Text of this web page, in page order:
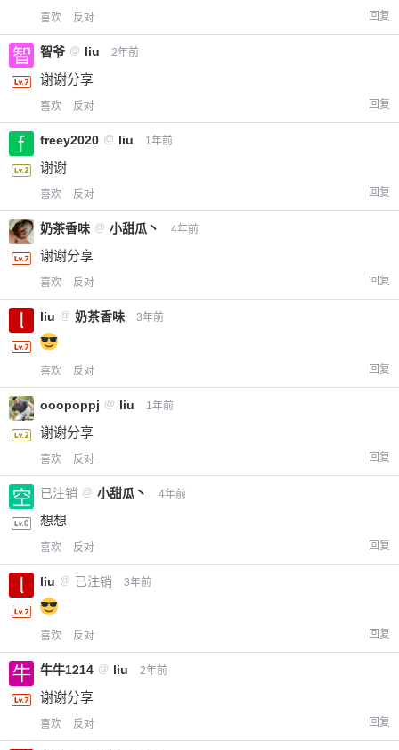
喜欢 反对 回复
智爷 @ liu 2年前
谢谢分享
喜欢 反对 回复
freey2020 @ liu 1年前
谢谢
喜欢 反对 回复
奶茶香味 @ 小甜瓜丶 4年前
谢谢分享
喜欢 反对 回复
liu @ 奶茶香味 3年前
喜欢 反对 回复
ooopoppj @ liu 1年前
谢谢分享
喜欢 反对 回复
已注销 @ 小甜瓜丶 4年前
想想
喜欢 反对 回复
liu @ 已注销 3年前
喜欢 反对 回复
牛牛1214 @ liu 2年前
谢谢分享
喜欢 反对 回复